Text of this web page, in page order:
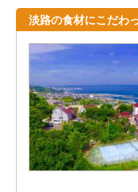
淡路の食材にこだわ